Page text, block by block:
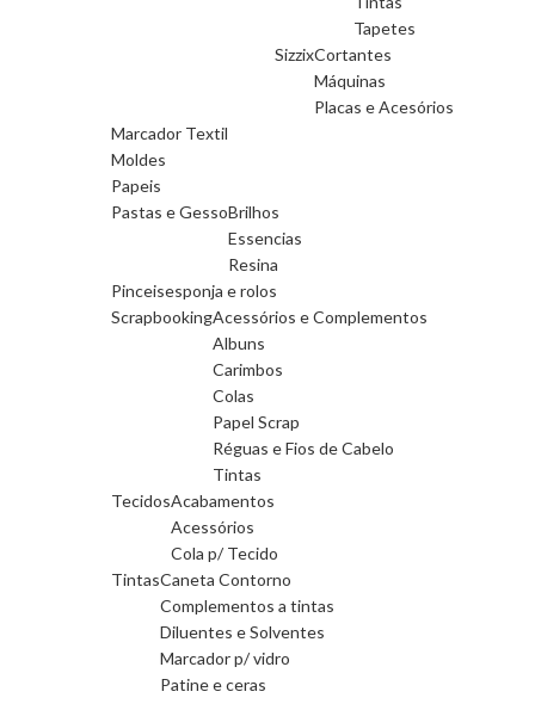
Tapetes
SizzixCortantes
Máquinas
Placas e Acesórios
Marcador Textil
Moldes
Papeis
Pastas e GessoBrilhos
Essencias
Resina
Pinceisesponja e rolos
ScrapbookingAcessórios e Complementos
Albuns
Carimbos
Colas
Papel Scrap
Réguas e Fios de Cabelo
Tintas
TecidosAcabamentos
Acessórios
Cola p/ Tecido
TintasCaneta Contorno
Complementos a tintas
Diluentes e Solventes
Marcador p/ vidro
Patine e ceras